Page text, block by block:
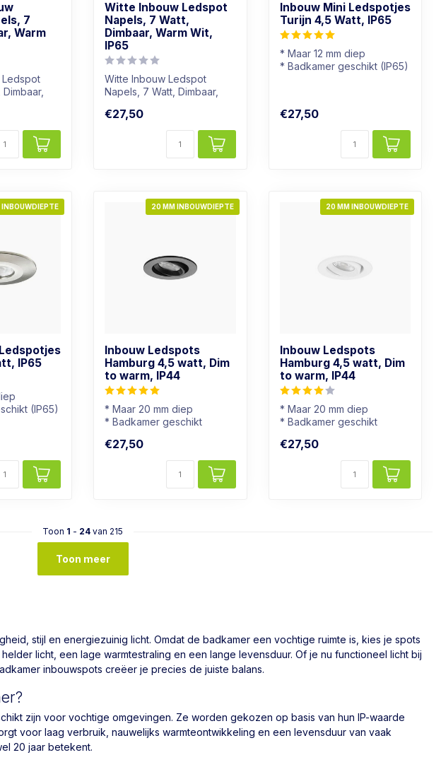
7
Warm
Witte Inbouw Ledspot
Napels, 7 Watt,
Dimbaar, Warm Wit,
IP65
Witte Inbouw Ledspot
Napels, 7 Watt, Dimbaar,
€27,50
Inbouw Mini Ledspotjes
Turijn 4,5 Watt, IP65
* Maar 12 mm diep
* Badkamer geschikt (IP65)
€27,50
INBOUWDIEPTE
IP65
(IP65)
20 MM INBOUWDIEPTE
Inbouw Ledspots
Hamburg 4,5 watt, Dim
to warm, IP44
* Maar 20 mm diep
* Badkamer geschikt
* RVS Kleur
€27,50
20 MM INBOUWDIEPTE
Inbouw Ledspots
Hamburg 4,5 watt, Dim
to warm, IP44
* Maar 20 mm diep
* Badkamer geschikt
* RVS Kleur
€27,50
Toon 1 - 24 van 215
Toon meer
stijl en energiezuinig licht. Omdat de badkamer een vochtige ruimte is, kies je spots
licht, een lage warmtestraling en een lange levensduur. Of je nu functioneel licht bij
inbouwspots creëer je precies de juiste balans.
zijn voor vochtige omgevingen. Ze worden gekozen op basis van hun IP-waarde
voor laag verbruik, nauwelijks warmteontwikkeling en een levensduur van vaak
20 jaar betekent.